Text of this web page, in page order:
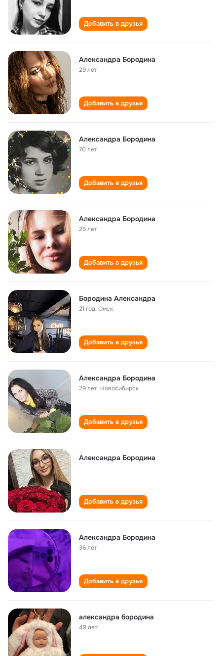
Добавить в друзья
Александра Бородина
29 лет
Добавить в друзья
Александра Бородина
70 лет
Добавить в друзья
Александра Бородина
25 лет
Добавить в друзья
Бородина Александра
21 год,Омск
Добавить в друзья
Александра Бородина
29 лет, Новосибирск
Добавить в друзья
Александра Бородина
Добавить в друзья
Александра Бородина
36 лет
Добавить в друзья
александра бородина
49 лет